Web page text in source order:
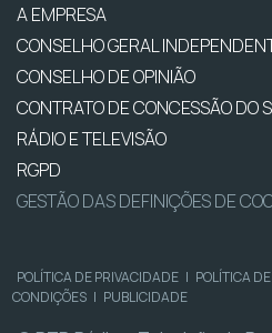
A EMPRESA
CONSELHO GERAL
CONSELHO DE OPINIÃO
CONTRATO DE CONCESSÃO DO
RÁDIO E TELEVISÃO
RGPD
GESTÃO DAS DEFINIÇÕES DE
POLÍTICA DE PRIVACIDADE | POLÍTICA
CONDIÇÕES | PUBLICIDADE